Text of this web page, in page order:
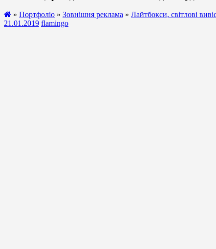
» Портфоліо » Зовнішня реклама » Лайтбокси, світлові
21.01.2019 flamingo